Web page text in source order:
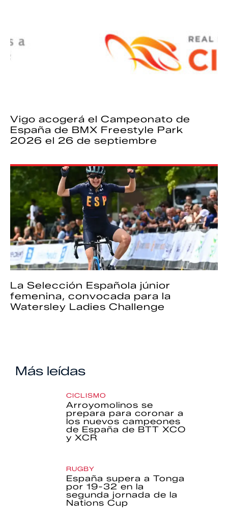
Vigo acogerá el Campeonato de
España de BMX Freestyle Park
2026 el 26 de septiembre
La Selección Española júnior
femenina, convocada para la
Watersley Ladies Challenge
Más leídas
CICLISMO
Arroyomolinos se
prepara para coronar a
los nuevos campeones
de España de BTT XCO
y XCR
RUGBY
España supera a Tonga
por 19-32 en la
segunda jornada de la
Nations Cup